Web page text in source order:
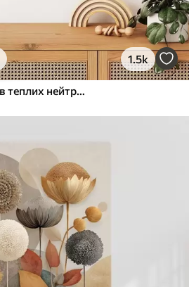
1.5k
Рельєфні кола та гілка в теплих нейтральних тонах